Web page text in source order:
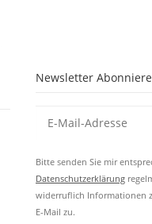
Newsletter
Bitte senden Sie mir
Datenschutzerklärung
widerruflich Informationen
E-Mail zu.